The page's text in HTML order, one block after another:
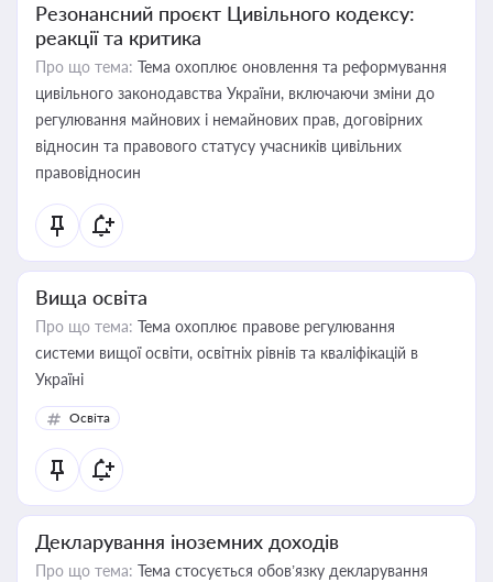
Резонансний проєкт Цивільного кодексу:
реакції та критика
Про що тема: Тема охоплює оновлення та реформування
цивільного законодавства України, включаючи зміни до
регулювання майнових і немайнових прав, договірних
відносин та правового статусу учасників цивільних
правовідносин
Вища освіта
Про що тема: Тема охоплює правове регулювання
системи вищої освіти, освітніх рівнів та кваліфікацій в
Україні
Освіта
Декларування іноземних доходів
Про що тема: Тема стосується обов’язку декларування